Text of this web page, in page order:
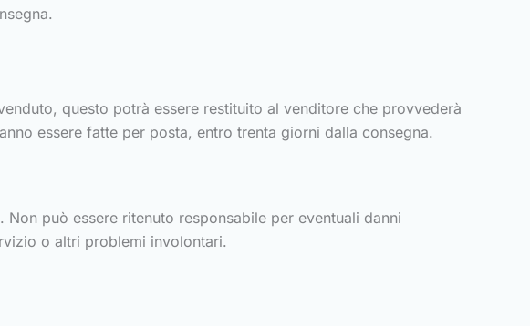
questo potrà essere restituito al venditore che provvederà
essere fatte per posta, entro trenta giorni dalla consegna.
può essere ritenuto responsabile per eventuali danni
o altri problemi involontari.